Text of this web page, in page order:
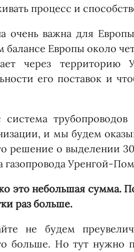
процесс и
очень важна для
балансе Европы около
через территорию
его поставок и
система
и мы будем
решение о выделении
газопровода Урен­гой-
это небольшая сумма.
раз больше.
не будем
больше. Но тут нужно